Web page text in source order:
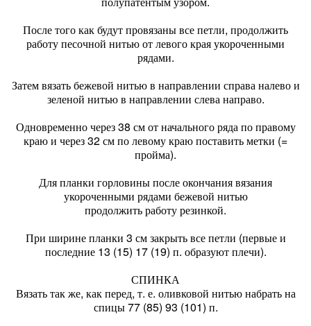
После того как будут провязаны все петли, продолжить
работу песочной нитью от левого края укороченными
рядами.
Затем вязать бежевой нитью в направлении справа налево и
зеленой нитью в направлении слева направо.
Одновременно через 38 см от начального ряда по правому
краю и через 32 см по левому краю поставить метки (=
пройма).
Для планки горловины после окончания вязания
укороченными рядами бежевой нитью
продолжить работу резинкой.
При ширине планки 3 см закрыть все петли (первые и
последние 13 (15) 17 (19) п. образуют плечи).
СПИНКА
Вязать так же, как перед, т. е. оливковой нитью набрать на
спицы 77 (85) 93 (101) п.